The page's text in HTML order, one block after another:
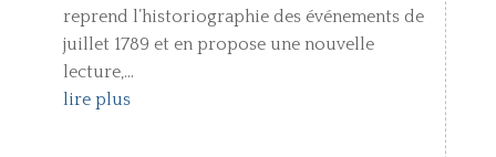
reprend l’historiographie des événements de
juillet 1789 et en propose une nouvelle
lecture,...
lire plus